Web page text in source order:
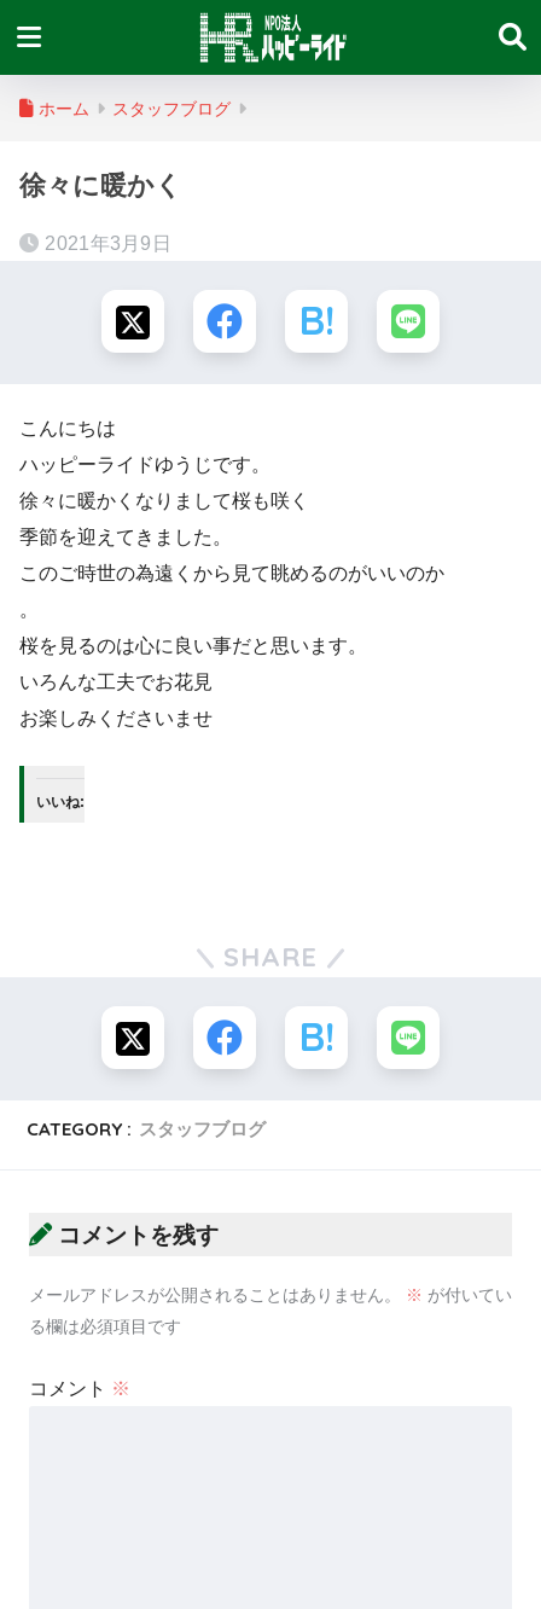
ホーム スタッフブログ
徐々に暖かく
2021年3月9日
こんにちは
ハッピーライドゆうじです。
徐々に暖かくなりまして桜も咲く
季節を迎えてきました。
このご時世の為遠くから見て眺めるのがいいのか
。
桜を見るのは心に良い事だと思います。
いろんな工夫でお花見
お楽しみくださいませ
いいね:
SHARE
CATEGORY : スタッフブログ
コメントを残す
メールアドレスが公開されることはありません。 ※ が付いてい
る欄は必須項目です
コメント ※